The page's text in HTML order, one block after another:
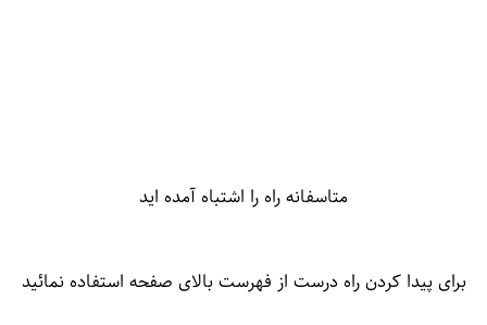
متاسفانه راه را اشتباه آمده اید
برای پیدا کردن راه درست از فهرست بالای صفحه استفاده نمائید